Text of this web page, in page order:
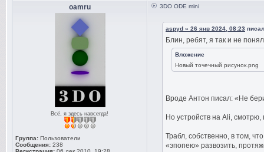
oamru
Всё, я здесь навсегда!
Группа: Пользователи
Сообщения: 238
3DO ODE mini
aspyd » 26 янв 2024, 08:23
Блин, ребят, я так и не
Вложение
Новый точечный рисунок.png
Вроде Антон писал: «Не
Но устройств на Ali,
Трабл, собственно, в том,
«эпопею» развозить,